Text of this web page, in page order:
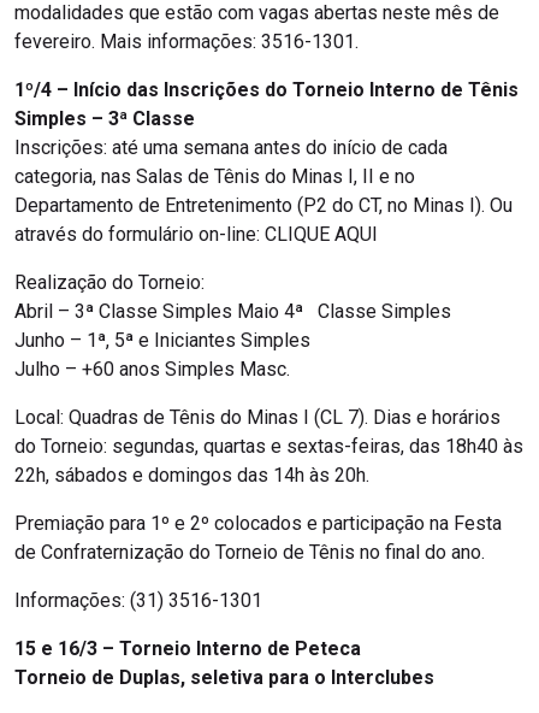
modalidades que estão com vagas abertas neste mês de
fevereiro. Mais informações: 3516-1301.
1º/4 – Início das Inscrições do Torneio Interno de Tênis
Simples – 3ª Classe
Inscrições: até uma semana antes do início de cada
categoria, nas Salas de Tênis do Minas I, II e no
Departamento de Entretenimento (P2 do CT, no Minas I). Ou
através do formulário on-line: CLIQUE AQUI
Realização do Torneio:
Abril – 3ª Classe Simples Maio 4ª Classe Simples
Junho – 1ª, 5ª e Iniciantes Simples
Julho – +60 anos Simples Masc.
Local: Quadras de Tênis do Minas I (CL 7). Dias e horários
do Torneio: segundas, quartas e sextas-feiras, das 18h40 às
22h, sábados e domingos das 14h às 20h.
Premiação para 1º e 2º colocados e participação na Festa
de Confraternização do Torneio de Tênis no final do ano.
Informações: (31) 3516-1301
15 e 16/3 – Torneio Interno de Peteca
Torneio de Duplas, seletiva para o Interclubes